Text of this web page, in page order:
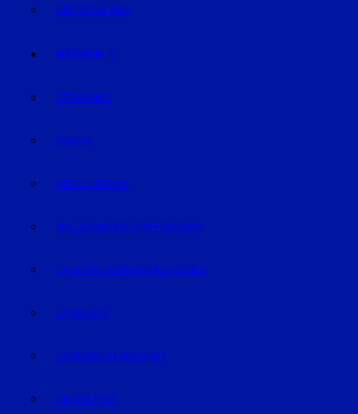
DEUTSCHLAND
REGION
STRAUBING
BOGEN
GEISELHÖRING
MALLERSDORF-PFAFFENBERG
LANDKREIS STRAUBING-BOGEN
LANDSHUT
LANDKREIS LANDSHUT
DINGOLFING